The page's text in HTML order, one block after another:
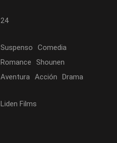
24
Suspenso
Comedia
Romance
Shounen
Aventura Acción
Drama
Liden Films